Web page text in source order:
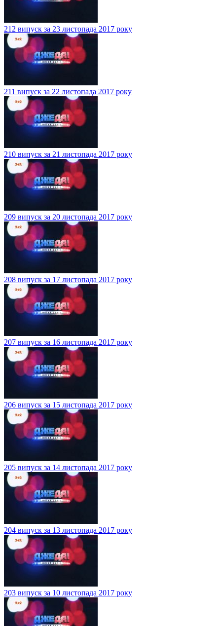
212 випуск за 23 листопада 2017 року
211 випуск за 22 листопада 2017 року
210 випуск за 21 листопада 2017 року
209 випуск за 20 листопада 2017 року
208 випуск за 17 листопада 2017 року
207 випуск за 16 листопада 2017 року
206 випуск за 15 листопада 2017 року
205 випуск за 14 листопада 2017 року
204 випуск за 13 листопада 2017 року
203 випуск за 10 листопада 2017 року